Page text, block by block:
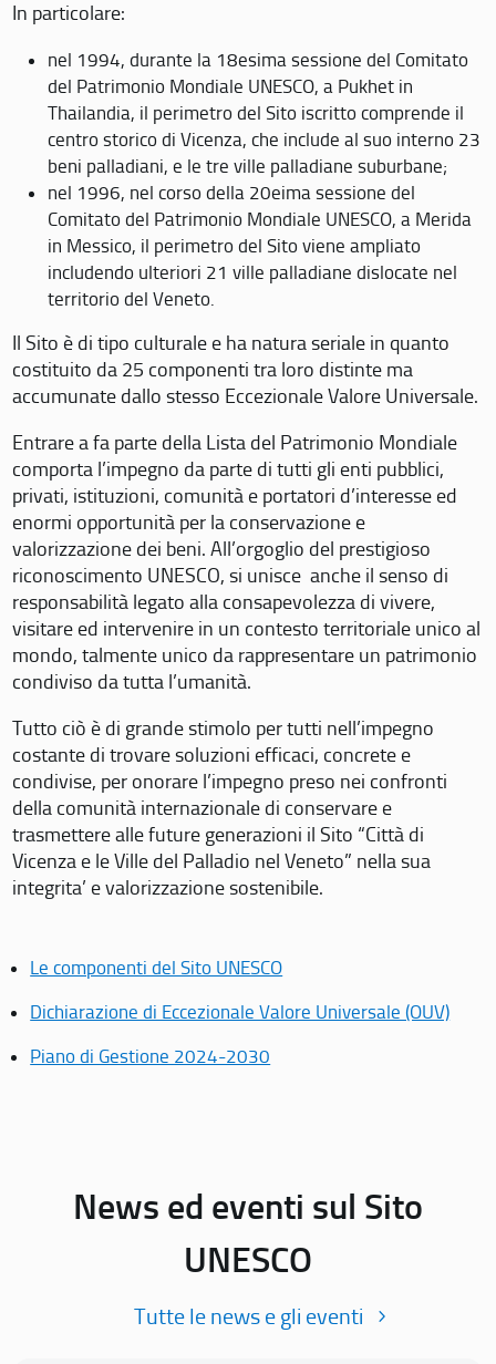
In particolare:
nel 1994, durante la 18esima sessione del Comitato
del Patrimonio Mondiale UNESCO, a Pukhet in
Thailandia, il perimetro del Sito iscritto comprende il
centro storico di Vicenza, che include al suo interno 23
beni palladiani, e le tre ville palladiane suburbane;
nel 1996, nel corso della 20eima sessione del
Comitato del Patrimonio Mondiale UNESCO, a Merida
in Messico, il perimetro del Sito viene ampliato
includendo ulteriori 21 ville palladiane dislocate nel
territorio del Veneto.
Il Sito è di tipo culturale e ha natura seriale in quanto
costituito da 25 componenti tra loro distinte ma
accumunate dallo stesso Eccezionale Valore Universale.
Entrare a fa parte della Lista del Patrimonio Mondiale
comporta l’impegno da parte di tutti gli enti pubblici,
privati, istituzioni, comunità e portatori d’interesse ed
enormi opportunità per la conservazione e
valorizzazione dei beni. All’orgoglio del prestigioso
riconoscimento UNESCO, si unisce anche il senso di
responsabilità legato alla consapevolezza di vivere,
visitare ed intervenire in un contesto territoriale unico al
mondo, talmente unico da rappresentare un patrimonio
condiviso da tutta l’umanità.
Tutto ciò è di grande stimolo per tutti nell’impegno
costante di trovare soluzioni efficaci, concrete e
condivise, per onorare l’impegno preso nei confronti
della comunità internazionale di conservare e
trasmettere alle future generazioni il Sito “Città di
Vicenza e le Ville del Palladio nel Veneto” nella sua
integrita’ e valorizzazione sostenibile.
Le componenti del Sito UNESCO
Dichiarazione di Eccezionale Valore Universale (OUV)
Piano di Gestione 2024-2030
News ed eventi sul Sito
UNESCO
Tutte le news e gli eventi